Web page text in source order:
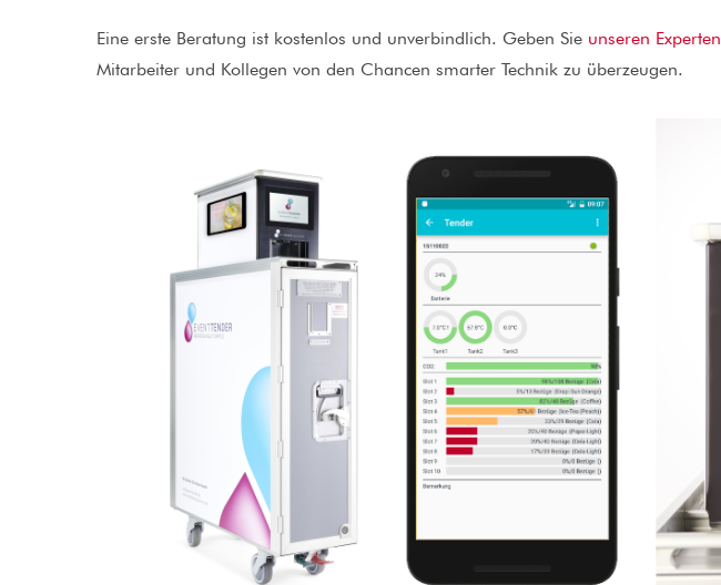
Eine erste Beratung ist kostenlos und unverbindlich. Geben Sie unseren Experten
Mitarbeiter und Kollegen von den Chancen smarter Technik zu überzeugen.